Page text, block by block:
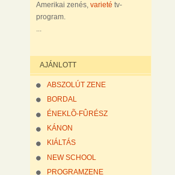
Amerikai zenés, varieté tv-
program.
...
AJÁNLOTT
ABSZOLÚT ZENE
BORDAL
ÉNEKLÕ-FÛRÉSZ
KÁNON
KIÁLTÁS
NEW SCHOOL
PROGRAMZENE